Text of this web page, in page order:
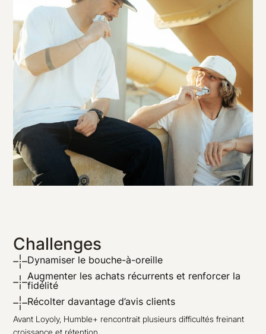
Challenges
Dynamiser le bouche-à-oreille
Augmenter les achats récurrents et renforcer la
fidélité
Récolter davantage d’avis clients
Avant Loyoly, Humble+ rencontrait plusieurs difficultés freinant
croissance et rétention.